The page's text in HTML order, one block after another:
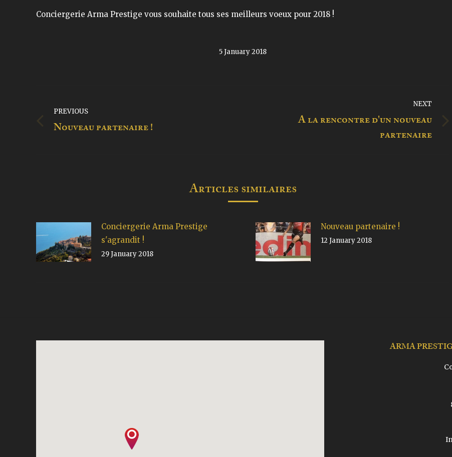
Conciergerie Arma Prestige vous souhaite tous ses meilleurs voeux pour 2018 !
5 January 2018
navigation
PREVIOUS
Previous
Nouveau partenaire !
NEXT
A la rencontre d'un nouveau
partenaire
Articles similaires
Conciergerie Arma Prestige
s'agrandit !
29 January 2018
Nouveau partenaire !
12 January 2018
ARMA